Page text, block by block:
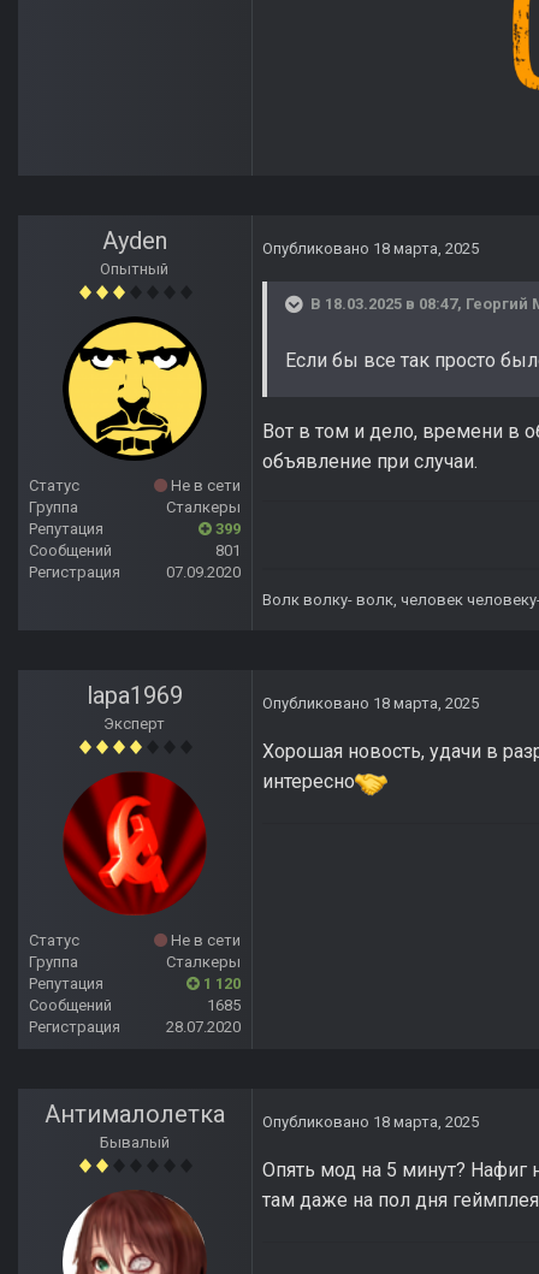
Ayden
Опытный
Статус
Не в сети
Группа
Сталкеры
Репутация
399
Сообщений
801
Регистрация
07.09.2020
Опубликовано 18 марта, 2025
В 18.03.2025 в 08:47, Георгий
Если бы все так просто
Вот в том и дело, времени в
объявление при случаи.
Волк волку- волк, человек
lapa1969
Эксперт
Статус
Не в сети
Группа
Сталкеры
Репутация
1 120
Сообщений
1685
Регистрация
28.07.2020
Опубликовано 18 марта, 2025
Хорошая новость, удачи в
интересно
Антималолетка
Бывалый
Опубликовано 18 марта, 2025
Опять мод на 5 минут? Нафиг
там даже на пол дня